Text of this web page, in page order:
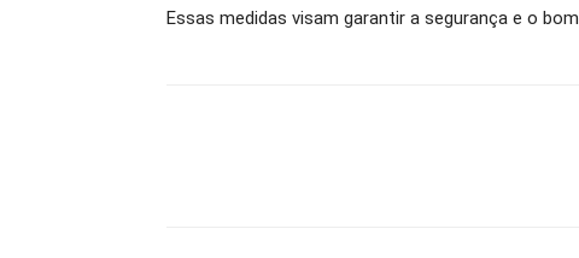
Essas medidas visam garantir a segurança e o